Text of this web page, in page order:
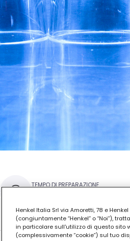
TEMPO DI PREPARAZIONE
Henkel Italia Srl via Amoretti, 78 e
(congiuntamente “Henkel” o “Noi”),
in particolare sull'utilizzo di questo sito
(complessivamente “cookie”) sul tuo